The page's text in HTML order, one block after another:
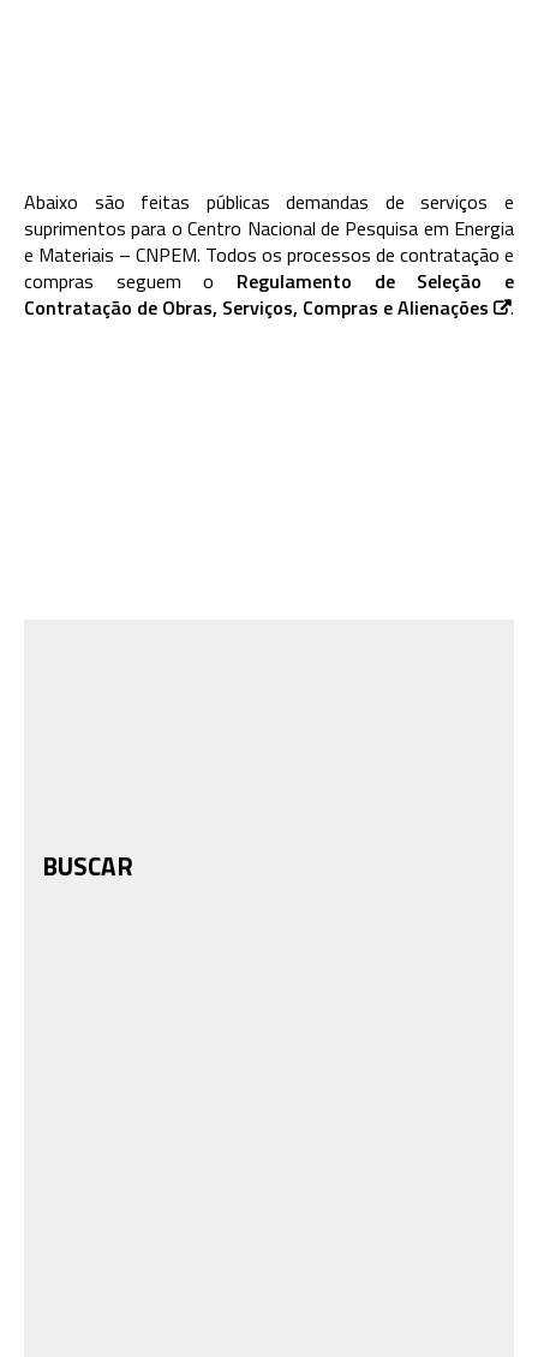
Abaixo são feitas públicas demandas de serviços e
suprimentos para o Centro Nacional de Pesquisa em Energia
e Materiais – CNPEM. Todos os processos de contratação e
compras seguem o Regulamento de Seleção e
Contratação de Obras, Serviços, Compras e Alienações
.
BUSCAR